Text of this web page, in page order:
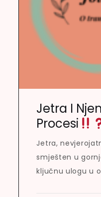
Jetra I
Procesi
Jetra,
smješten u
ključnu ulogu u